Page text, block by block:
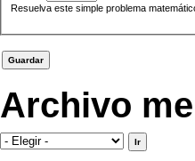
Resuelva este simple problema
Archivo